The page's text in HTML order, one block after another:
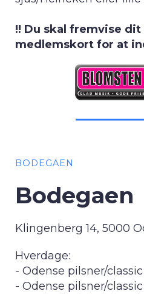
!! Du skal fremvise dit
medlemskort for at
BODEGAEN
Bodegaen
Klingenberg 14, 5000
Hverdage:
- Odense pilsner/
- Odense pilsner/